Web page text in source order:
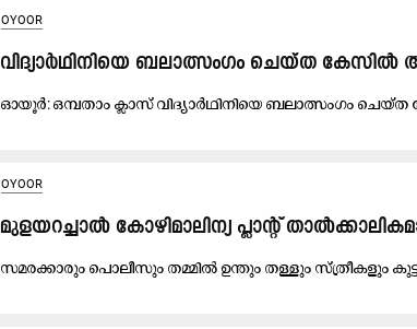
OYOOR
വിദ്യാർഥിനിയെ ബലാത്സംഗം ചെയ്ത കേസിൽ
ഓ​യൂ​ർ: ഒ​മ്പ​താം ക്ലാ​സ് വി​ദ്യാ​ർ​ഥി​നി​യെ ബ​ലാ​ത്സം​ഗം
OYOOR
മുളയറച്ചാൽ കോഴിമാലിന്യ പ്ലാന്‍റ്
സ​മ​ര​ക്കാ​രും പൊ​ലീ​സും തമ്മിൽ ഉ​ന്തും ത​ള്ളും സ്ത്രീക​ളും